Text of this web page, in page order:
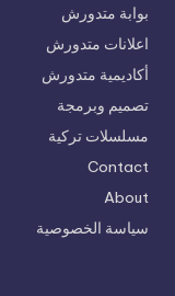
بوابة متدورش
اعلانات متدورش
أكاديمية متدورش
تصميم وبرمجة
مسلسلات تركية
Contact
About
سياسة الخصوصية